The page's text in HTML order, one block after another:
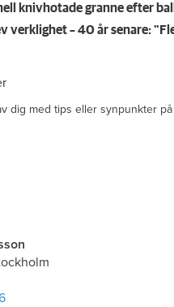
dig med tips eller synpunkter